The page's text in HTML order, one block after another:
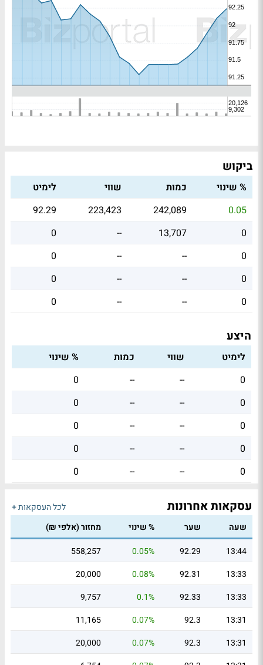
ביקוש
% שינוי כמות שווי
לימיט
0.05
242,089
223,423
92.29
0
13,707
--
0
0
--
--
0
0
--
--
0
0
--
--
0
היצע
לימיט שווי כמות
% שינוי
0
--
--
0
0
--
--
0
0
--
--
0
0
--
--
0
0
--
--
0
עסקאות אחרונות
לכל העסקאות +
שעה
שער % שינוי
מחזור (אלפי ₪)
13:44
92.29
0.05%
558,257
13:33
92.31
0.08%
20,000
13:33
92.33
0.1%
9,757
13:31
92.3
0.07%
11,165
13:31
92.3
0.07%
20,000